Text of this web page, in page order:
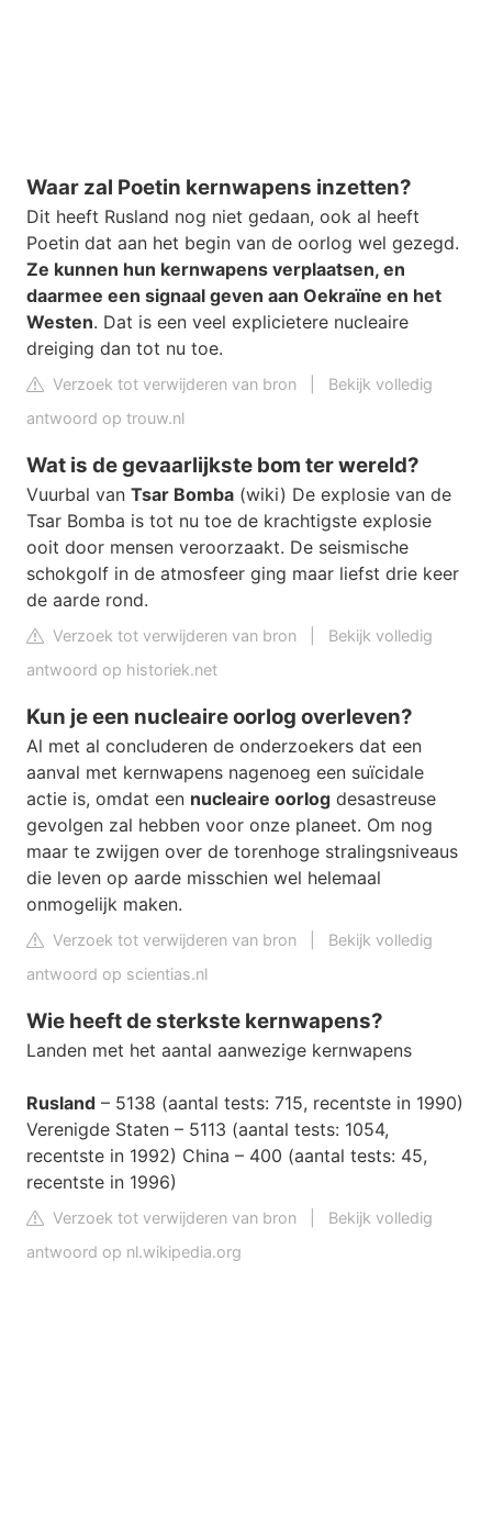
Waar zal Poetin kernwapens inzetten?
Dit heeft Rusland nog niet gedaan, ook al heeft
Poetin dat aan het begin van de oorlog wel gezegd.
Ze kunnen hun kernwapens verplaatsen, en
daarmee een signaal geven aan Oekraïne en het
Westen. Dat is een veel explicietere nucleaire
dreiging dan tot nu toe.
Verzoek tot verwijderen van bron
Bekijk volledig
antwoord op trouw.nl
Wat is de gevaarlijkste bom ter wereld?
Vuurbal van Tsar Bomba (wiki) De explosie van de
Tsar Bomba is tot nu toe de krachtigste explosie
ooit door mensen veroorzaakt. De seismische
schokgolf in de atmosfeer ging maar liefst drie keer
de aarde rond.
Verzoek tot verwijderen van bron
Bekijk volledig
antwoord op historiek.net
Kun je een nucleaire oorlog overleven?
Al met al concluderen de onderzoekers dat een
aanval met kernwapens nagenoeg een suïcidale
actie is, omdat een nucleaire oorlog desastreuse
gevolgen zal hebben voor onze planeet. Om nog
maar te zwijgen over de torenhoge stralingsniveaus
die leven op aarde misschien wel helemaal
onmogelijk maken.
Verzoek tot verwijderen van bron
Bekijk volledig
antwoord op scientias.nl
Wie heeft de sterkste kernwapens?
Landen met het aantal aanwezige kernwapens
Rusland – 5138 (aantal tests: 715, recentste in 1990)
Verenigde Staten – 5113 (aantal tests: 1054,
recentste in 1992) China – 400 (aantal tests: 45,
recentste in 1996)
Verzoek tot verwijderen van bron
Bekijk volledig
antwoord op nl.wikipedia.org